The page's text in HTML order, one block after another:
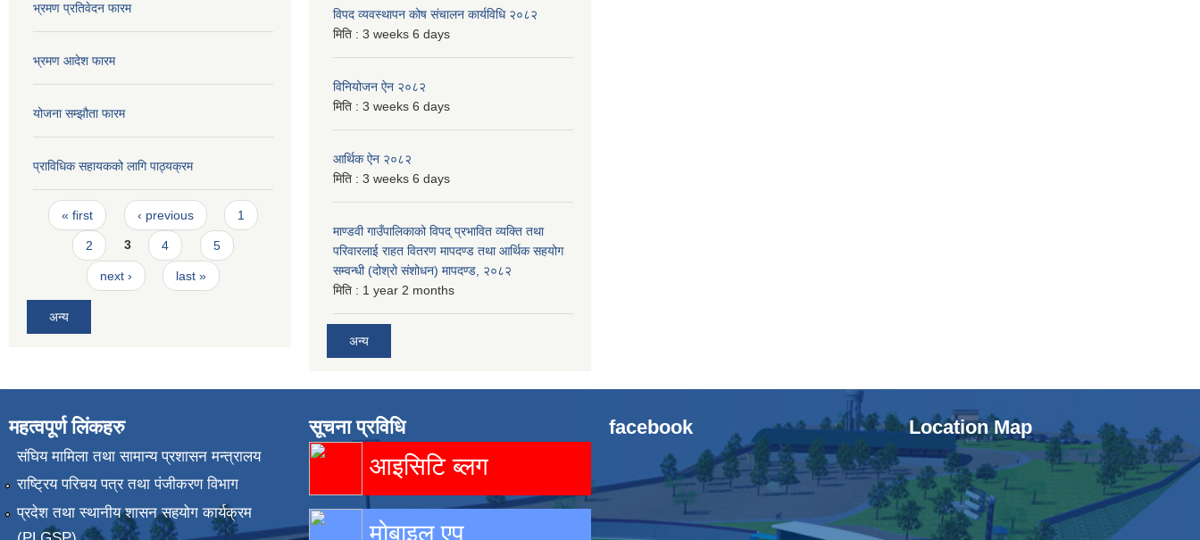
भ्रमण प्रतिवेदन फारम
भ्रमण आदेश फारम
योजना सम्झौता फारम
प्राविधिक सहायकको लागि पाठ्यक्रम
Pages
« first ‹ previous 1
2 3 4 5
next › last »
अन्य
विपद व्यवस्थापन कोष संचालन कार्यविधि २०८२
मिति : 3 weeks 6 days
विनियोजन ऐन २०८२
मिति : 3 weeks 6 days
आर्थिक ऐन २०८२
मिति : 3 weeks 6 days
माण्डवी गाउँपालिकाको विपद् प्रभावित व्यक्ति तथा
परिवारलाई राहत वितरण मापदण्ड तथा आर्थिक सहयोग
सम्वन्धी (दोश्रो संशोधन) मापदण्ड, २०८२
मिति : 1 year 2 months
अन्य
महत्वपूर्ण लिंकहरु
संघिय मामिला तथा सामान्य प्रशासन मन्त्रालय
राष्ट्रिय परिचय पत्र तथा पंजीकरण विभाग
प्रदेश तथा स्थानीय शासन सहयोग कार्यक्रम
सूचना प्रविधि
आइसिटि ब्लग
मोबाइल एप
facebook Location Map